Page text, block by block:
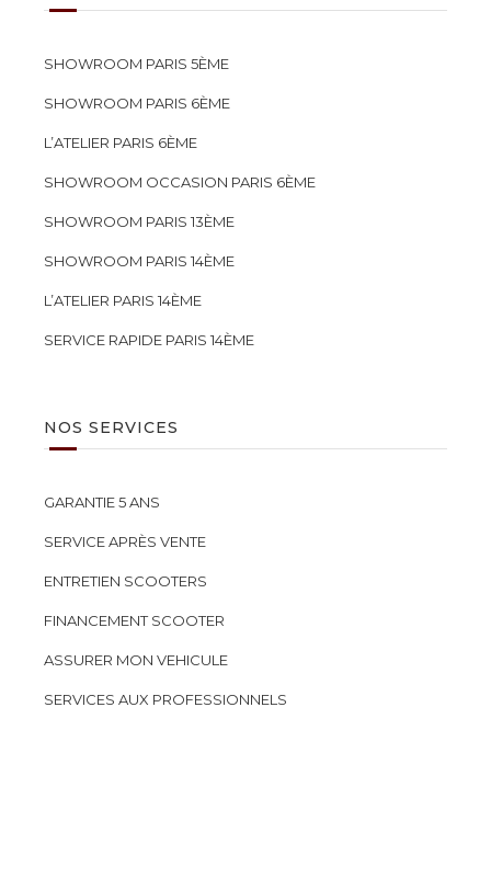
SHOWROOM PARIS 5ÈME
SHOWROOM PARIS 6ÈME
L’ATELIER PARIS 6ÈME
SHOWROOM OCCASION PARIS 6ÈME
SHOWROOM PARIS 13ÈME
SHOWROOM PARIS 14ÈME
L’ATELIER PARIS 14ÈME
SERVICE RAPIDE PARIS 14ÈME
NOS SERVICES
GARANTIE 5 ANS
SERVICE APRÈS VENTE
ENTRETIEN SCOOTERS
FINANCEMENT SCOOTER
ASSURER MON VEHICULE
SERVICES AUX PROFESSIONNELS